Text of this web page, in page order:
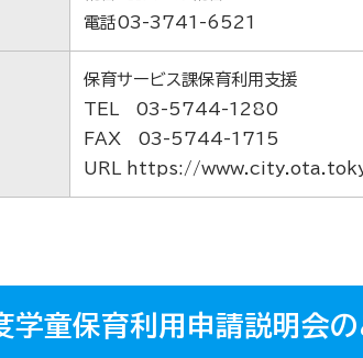
電話03-3741-6521
保育サービス課保育利用支援
TEL 03-5744-1280
FAX 03-5744-1715
URL https://
童保育利用申請説明会の